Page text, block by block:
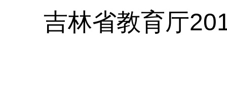
吉林省教育厅